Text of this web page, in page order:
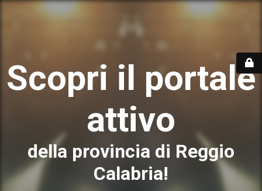
Scopri il portale
attivo
della provincia di Reggio
Calabria!